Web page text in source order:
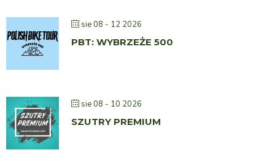
sie 08 - 12 2026
PBT: WYBRZEŻE 500
sie 08 - 10 2026
SZUTRY PREMIUM